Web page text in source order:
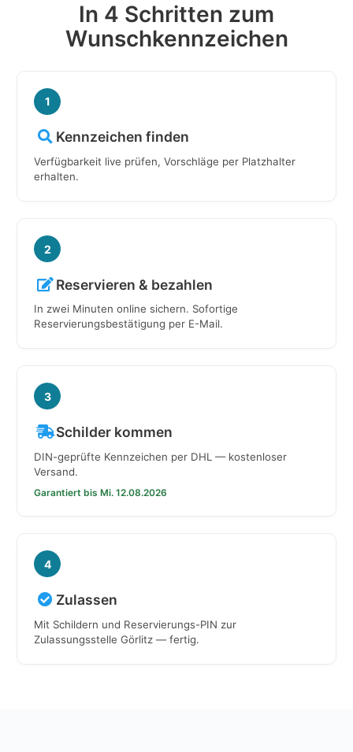
In 4 Schritten zum
Wunschkennzeichen
1
Kennzeichen finden
Verfügbarkeit live prüfen, Vorschläge per Platzhalter
erhalten.
2
Reservieren & bezahlen
In zwei Minuten online sichern. Sofortige
Reservierungsbestätigung per E-Mail.
3
Schilder kommen
DIN-geprüfte Kennzeichen per DHL — kostenloser
Versand.
Garantiert bis Mi. 12.08.2026
4
Zulassen
Mit Schildern und Reservierungs-PIN zur
Zulassungsstelle Görlitz — fertig.